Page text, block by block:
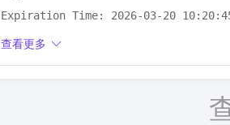
Expiration Time: 2026-03-20
DNSSEC: unsigned
查看更多